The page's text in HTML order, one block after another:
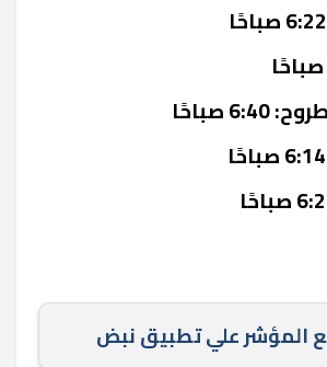
صباحًا
المؤشر علي تطبيق نبض